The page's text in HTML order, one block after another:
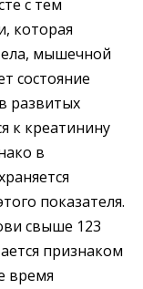
с тем
которая
мышечной
состояние
развитых
к креатинину
в
показателя.
свыше 123
признаком
время